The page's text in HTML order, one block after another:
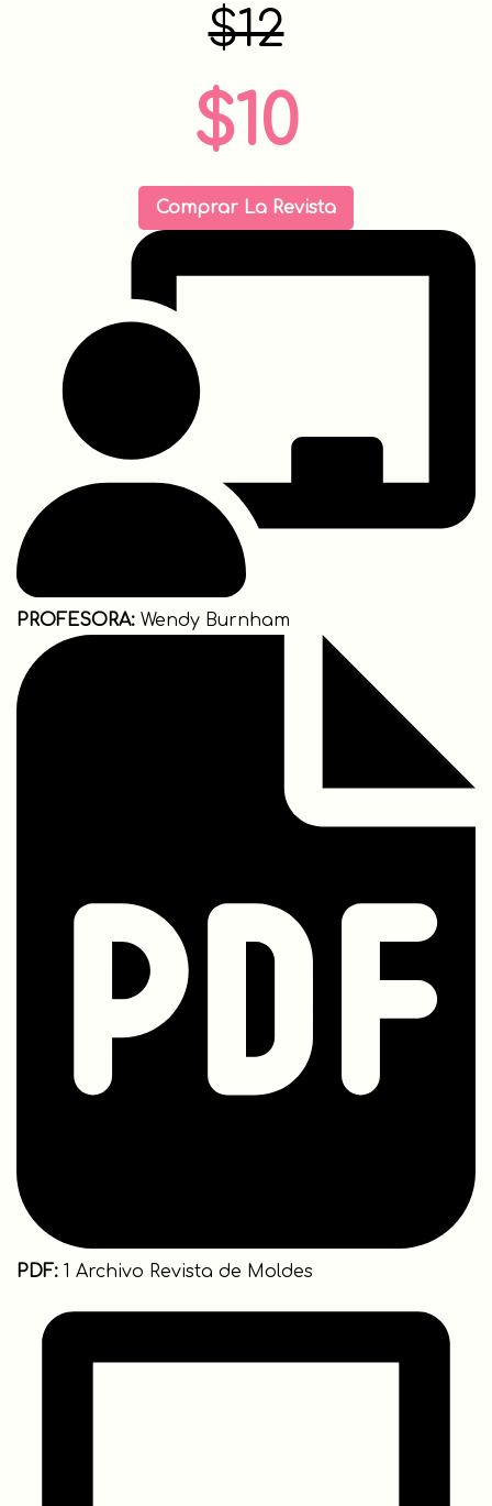
$12
$10
Comprar La Revista
PROFESORA: Wendy Burnham
PDF: 1 Archivo Revista de Moldes